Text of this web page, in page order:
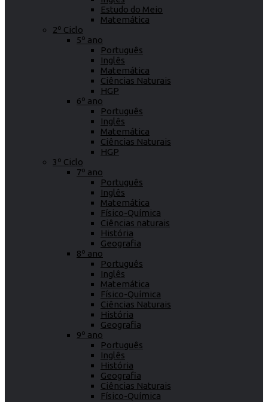
Estudo do Meio
Matemática
2º Ciclo
5º ano
Português
Inglês
Matemática
Ciências Naturais
HGP
6º ano
Português
Inglês
Matemática
Ciências Naturais
HGP
3º Ciclo
7º ano
Português
Inglês
Matemática
Físico-Química
Ciências naturais
História
Geografia
8º ano
Português
Inglês
Matemática
Físico-Química
Ciências Naturais
História
Geografia
9º ano
Português
Inglês
História
Geografia
Ciências Naturais
Físico-Química